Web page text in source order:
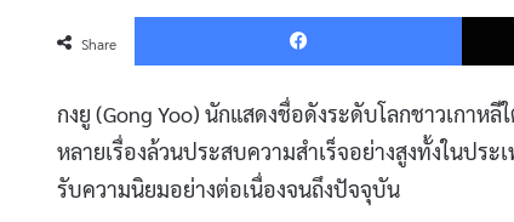
Share
กงยู (Gong Yoo) นักแสดงชื่อดังระดับโลกชาวเกาห
หลายเรื่องล้วนประสบความสำเร็จอย่างสูงทั้งในปร
รับความนิยมอย่างต่อเนื่องจนถึงปัจจุบัน